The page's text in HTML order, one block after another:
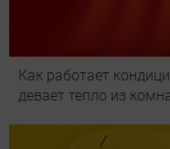
Как работает
девает тепло из